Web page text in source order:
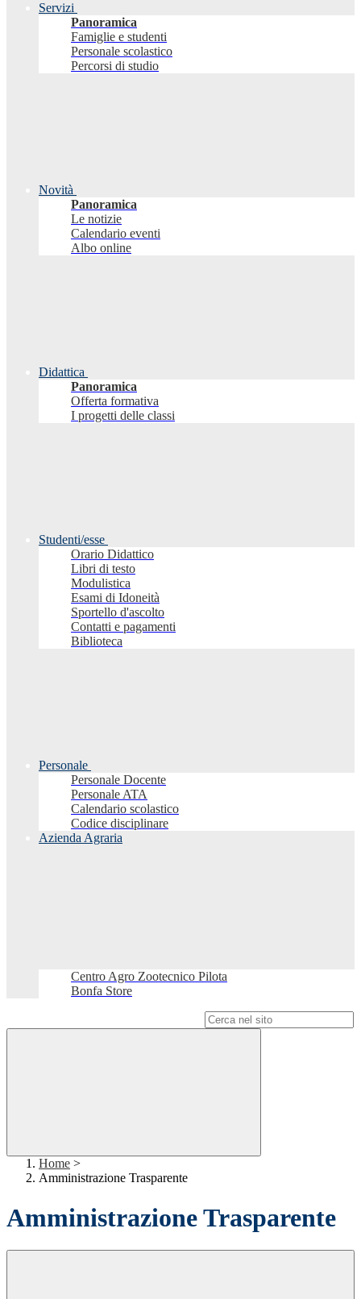
Servizi
Panoramica
Famiglie e studenti
Personale scolastico
Percorsi di studio
Novità
Panoramica
Le notizie
Calendario eventi
Albo online
Didattica
Panoramica
Offerta formativa
I progetti delle classi
Studenti/esse
Orario Didattico
Libri di testo
Modulistica
Esami di Idoneità
Sportello d'ascolto
Contatti e pagamenti
Biblioteca
Personale
Personale Docente
Personale ATA
Calendario scolastico
Codice disciplinare
Azienda Agraria
Centro Agro Zootecnico Pilota
Bonfa Store
Home >
Amministrazione Trasparente
Amministrazione Trasparente